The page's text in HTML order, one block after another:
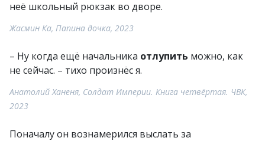
неё школьный рюкзак во дворе.
Жасмин Ка, Папина дочка, 2023
– Ну когда ещё начальника отлупить можно, как
не сейчас. – тихо произнёс я.
Анатолий Ханеня, Солдат Империи. Книга четвёртая. ЧВК,
2023
Поначалу он вознамерился выслать за